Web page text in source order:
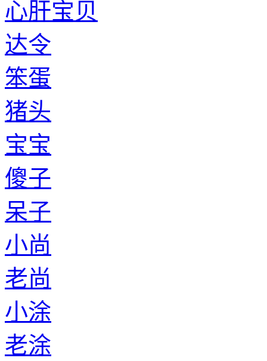
心肝宝贝
达令
笨蛋
猪头
宝宝
傻子
呆子
小尚
老尚
小涂
老涂